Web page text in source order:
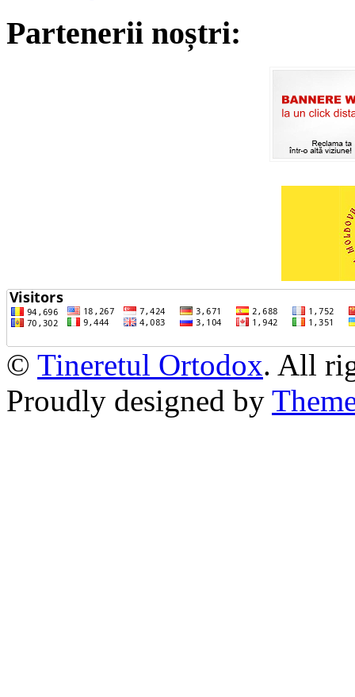
Partenerii noștri:
© Tineretul Ortodox. All
Proudly designed by